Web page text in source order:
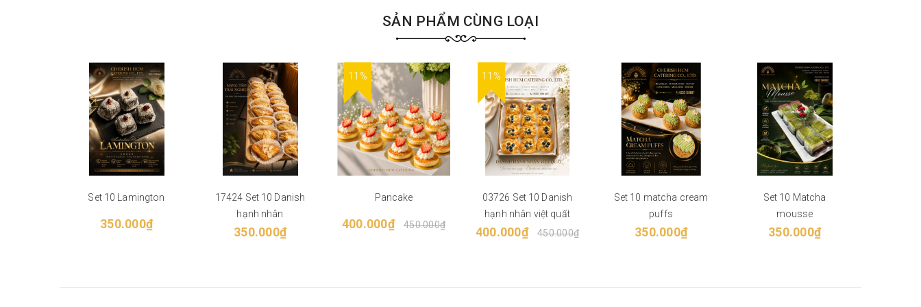
SẢN PHẨM CÙNG LOẠI
Set 10 Lamington
350.000₫
17424 Set 10 Danish
hạnh nhân
350.000₫
11%
Pancake
400.000₫ 450.000₫
11%
03726 Set 10 Danish
hạnh nhân việt quất
400.000₫ 450.000₫
Set 10 matcha cream
puffs
350.000₫
Set 10 Matcha
mousse
350.000₫